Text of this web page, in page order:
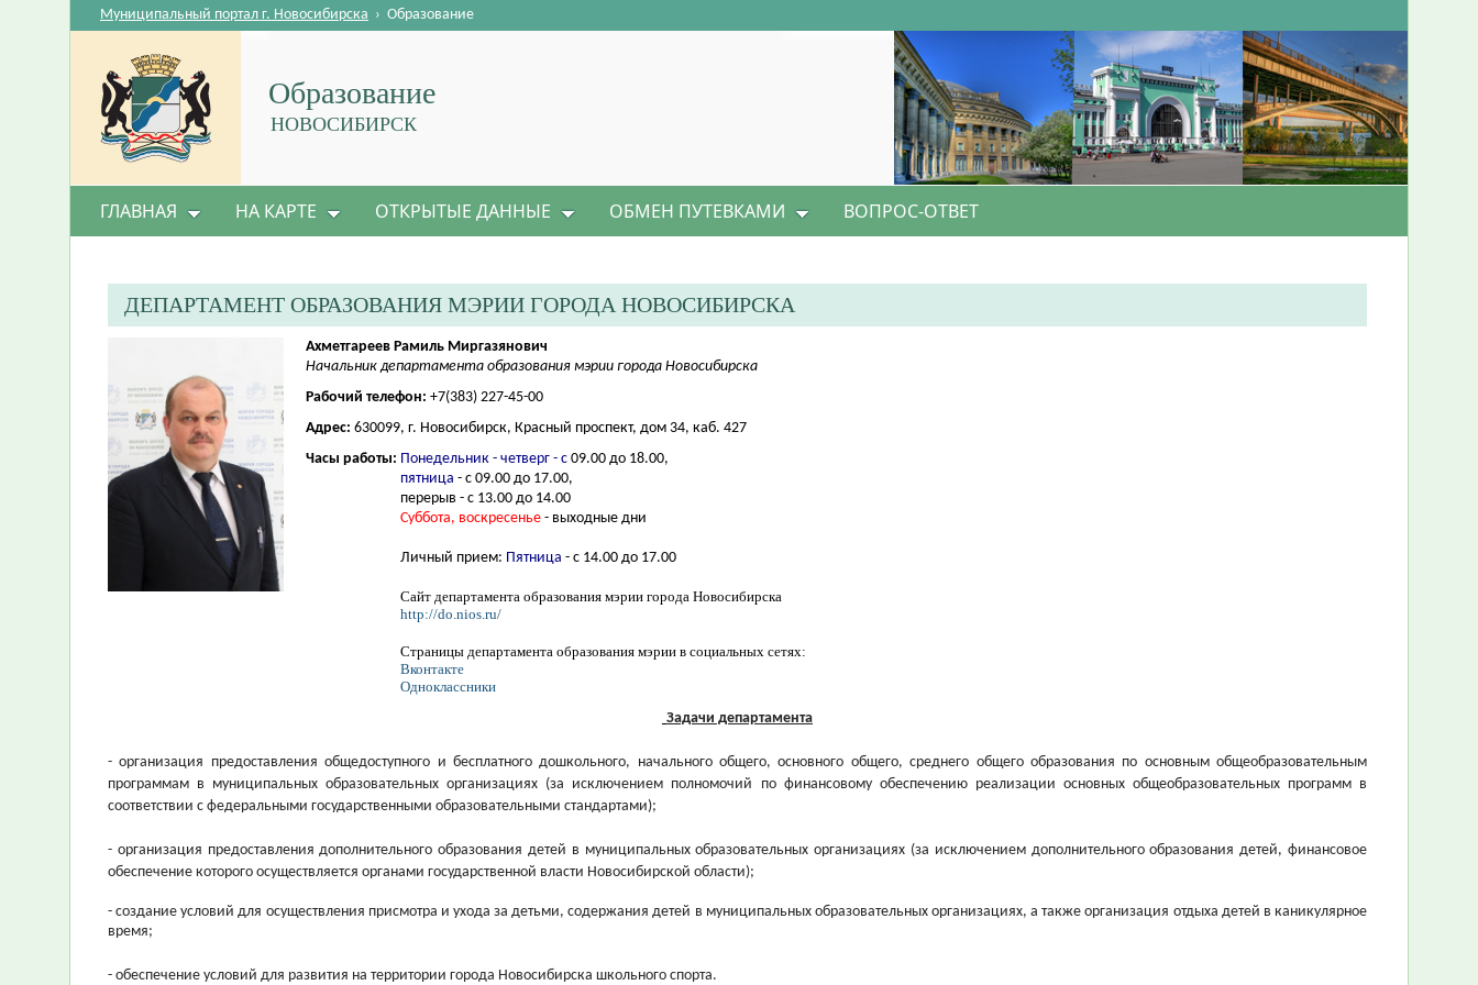
Образование
НОВОСИБИРСК
Муниципальный портал г. Новосибирска › Образование
ГЛАВНАЯ НА КАРТЕ ОТКРЫТЫЕ ДАННЫЕ ОБМЕН ПУТЕВКАМИ ВОПРОС-ОТВЕТ
ДЕПАРТАМЕНТ ОБРАЗОВАНИЯ МЭРИИ ГОРОДА НОВОСИБИРСКА
Ахметгареев Рамиль Миргазянович
Начальник департамента образования мэрии города Новосибирска
Рабочий телефон: +7(383) 227-45-00
Адрес: 630099, г. Новосибирск, Красный проспект, дом 34, каб. 427
Часы работы: Понедельник - четверг - с 09.00 до 18.00,
пятница - с 09.00 до 17.00,
перерыв - с 13.00 до 14.00
Суббота, воскресенье - выходные дни
Личный прием: Пятница - с 14.00 до 17.00
Сайт департамента образования мэрии города Новосибирска
http://do.nios.ru/
Страницы департамента образования мэрии в социальных сетях:
Вконтакте
Одноклассники
Задачи департамента
- организация предоставления общедоступного и бесплатного дошкольного, начального общего, основного общего, среднего общего образования по основным общеобразовательным
программам в муниципальных образовательных организациях (за исключением полномочий по финансовому обеспечению реализации основных общеобразовательных программ в
соответствии с федеральными государственными образовательными стандартами);
- организация предоставления дополнительного образования детей в муниципальных образовательных организациях (за исключением дополнительного образования детей, финансовое
обеспечение которого осуществляется органами государственной власти Новосибирской области);
- создание условий для осуществления присмотра и ухода за детьми, содержания детей в муниципальных образовательных организациях, а также организация отдыха детей в каникулярное
время;
- обеспечение условий для развития на территории города Новосибирска школьного спорта.